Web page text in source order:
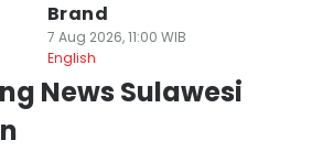
Brand
7 Aug 2026, 11:00 WIB
English
News Sulawesi